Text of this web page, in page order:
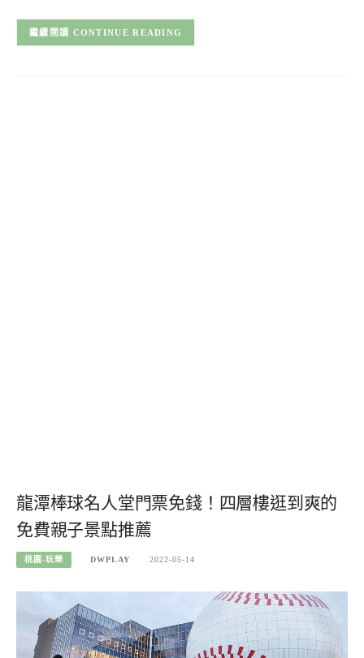
CONTINUE READING
龍潭棒球名人堂門票免錢！四層樓逛到爽的
免費親子景點推薦
桃園-玩樂 DWPLAY 2022-05-14